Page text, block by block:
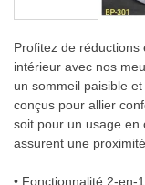
Profitez de
intérieur avec nos
un sommeil paisible
conçus pour allier
soit pour un usage en
assurent une
• Fonctionnalité 2-en-